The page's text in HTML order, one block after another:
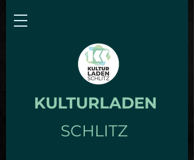
KULTURLADEN
SCHLITZ